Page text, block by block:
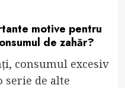
motive pentru
de zahăr?
consumul excesiv
serie de alte